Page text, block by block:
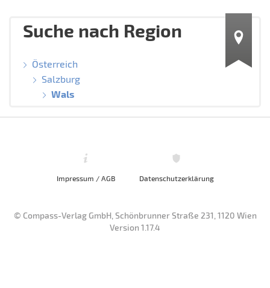
Suche nach Region
Österreich
Salzburg
Wals
Impressum / AGB Datenschutzerklärung
© Compass-Verlag GmbH, Schönbrunner Straße 231, 1120 Wien
Version 1.17.4